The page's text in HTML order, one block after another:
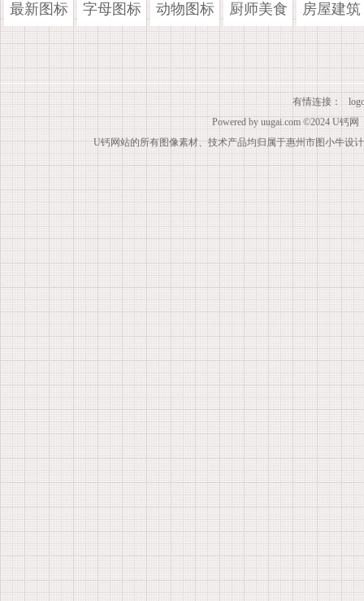
最新图标 字母图标 动物图标 厨师美食 房屋建筑
有情连接：
Powered by uugai.com ©2024 U钙网
U钙网站的所有图像素材、技术产品均归属于惠州市图小牛设